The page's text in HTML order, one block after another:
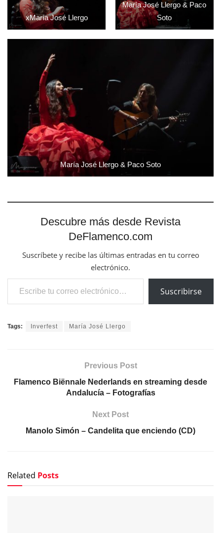
xMaría José Llergo
María José Llergo & Paco
Soto
María José Llergo & Paco Soto
Descubre más desde Revista
DeFlamenco.com
Suscríbete y recibe las últimas entradas en tu correo
electrónico.
Escribe tu correo electrónico…
Suscribirse
Tags: Inverfest María José Llergo
Previous Post
Flamenco Biënnale Nederlands en streaming desde
Andalucía – Fotografías
Next Post
Manolo Simón – Candelita que enciendo (CD)
Related Posts